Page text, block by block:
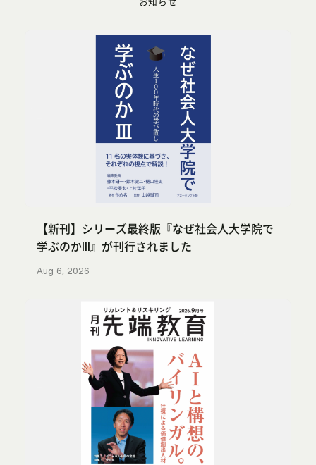
【新刊】シリーズ最終版『なぜ社会人大学院で
学ぶのかIII』が刊行されました
Aug 6, 2026